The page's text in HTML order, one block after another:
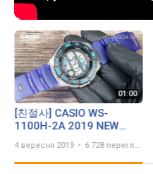
[친절사] CASIO WS-
1100H-2A 2019 NEW
4 вересня 2019 6 728 переглядів